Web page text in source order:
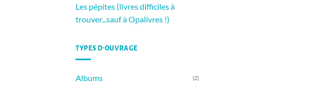
Les pépites (livres difficiles à
trouver...sauf à Opalivres !)
TYPES D’OUVRAGE
Albums (2)